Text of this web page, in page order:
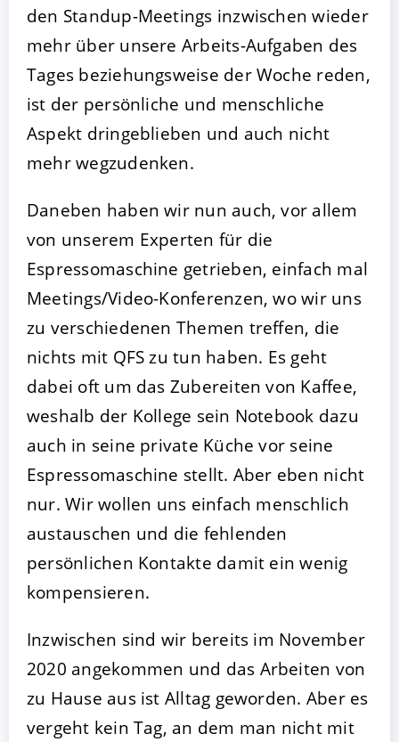
den Standup-Meetings inzwischen wieder
mehr über unsere Arbeits-Aufgaben des
Tages beziehungsweise der Woche reden,
ist der persönliche und menschliche
Aspekt dringeblieben und auch nicht
mehr wegzudenken.
Daneben haben wir nun auch, vor allem
von unserem Experten für die
Espressomaschine getrieben, einfach mal
Meetings/Video-Konferenzen, wo wir uns
zu verschiedenen Themen treffen, die
nichts mit QFS zu tun haben. Es geht
dabei oft um das Zubereiten von Kaffee,
weshalb der Kollege sein Notebook dazu
auch in seine private Küche vor seine
Espressomaschine stellt. Aber eben nicht
nur. Wir wollen uns einfach menschlich
austauschen und die fehlenden
persönlichen Kontakte damit ein wenig
kompensieren.
Inzwischen sind wir bereits im November
2020 angekommen und das Arbeiten von
zu Hause aus ist Alltag geworden. Aber es
vergeht kein Tag, an dem man nicht mit